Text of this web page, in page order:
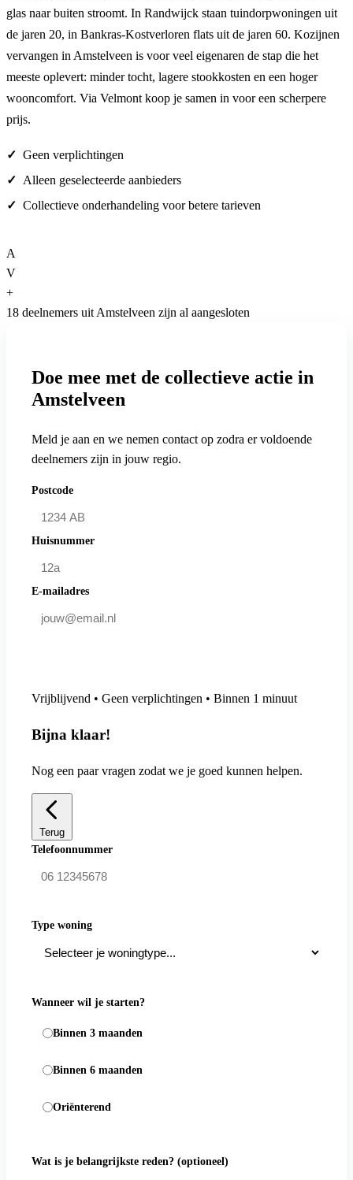
glas naar buiten stroomt. In Randwijck staan tuindorpwoningen uit
de jaren 20, in Bankras-Kostverloren flats uit de jaren 60. Kozijnen
vervangen in Amstelveen is voor veel eigenaren de stap die het
meeste oplevert: minder tocht, lagere stookkosten en een hoger
wooncomfort. Via Velmont koop je samen in voor een scherpere
prijs.
Geen verplichtingen
Alleen geselecteerde aanbieders
Collectieve onderhandeling voor betere tarieven
A
V
+
18 deelnemers uit Amstelveen zijn al aangesloten
Doe mee met de collectieve actie in
Amstelveen
Meld je aan en we nemen contact op zodra er voldoende
deelnemers zijn in jouw regio.
Postcode
Huisnummer
E-mailadres
Vrijblijvend • Geen verplichtingen • Binnen 1 minuut
Bijna klaar!
Nog een paar vragen zodat we je goed kunnen helpen.
Terug
Telefoonnummer
Type woning
Wanneer wil je starten?
Binnen 3 maanden
Binnen 6 maanden
Oriënterend
Wat is je belangrijkste reden? (optioneel)